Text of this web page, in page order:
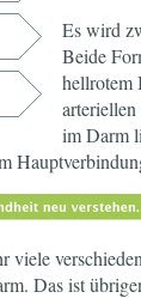
Es wird
Beide
hellrotem
im Darm
viele
Das ist